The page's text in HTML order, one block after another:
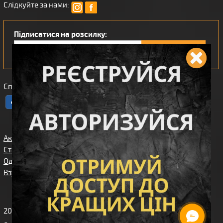
Слідкуйте за нами:
Підписатися на розсилку:
Сподобався наш інтернет магазин?
Акції
Статті/огляди
Одяг
Взуття
Спорядження
Збройові
аксесуари
Доставка та
оплата
Клієнтам
Про нас
Карта сайта
Угода
користувача
2010-2026 Вікінг. Всі права захищені.